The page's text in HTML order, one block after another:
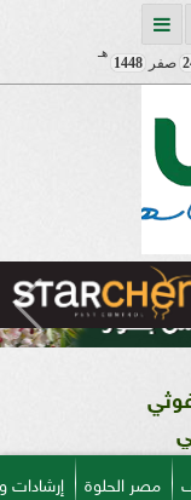
صفر1448
هـ
مصر الحلوة